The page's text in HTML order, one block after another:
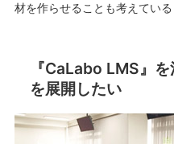
材を作らせることも考えている
『CaLabo LMS』
を展開したい